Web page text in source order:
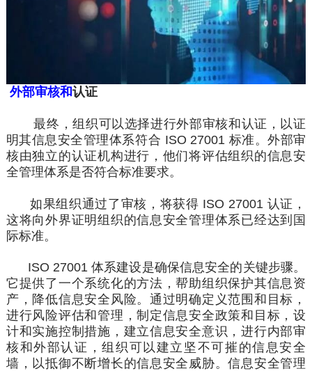
外部审核和认证
最终，组织可以选择进行外部审核和认证，以证
明其信息安全管理体系符合 ISO 27001 标准。外部审
核由独立的认证机构进行，他们将评估组织的信息安
全管理体系是否符合标准要求。
如果组织通过了审核，将获得 ISO 27001 认证 ，
这将向外界证明组织的信息安全管理体系已经达到国
际标准。
ISO 27001 体系建设是确保信息安全的关键步骤。
它提供了一个系统化的方法，帮助组织保护其信息资
产，降低信息安全风险。通过明确定义范围和目标，
进行风险评估和管理，制定信息安全政策和目标，设
计和实施控制措施，建立信息安全意识，进行内部审
核和外部认证，组织可以建立坚不可摧的信息安全
墙，以抵御不断增长的信息安全威胁。信息安全管理